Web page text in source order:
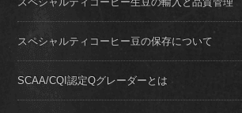
スペシャルティコーヒー豆の保存について
SCAA/CQI認定Qグレーダーとは